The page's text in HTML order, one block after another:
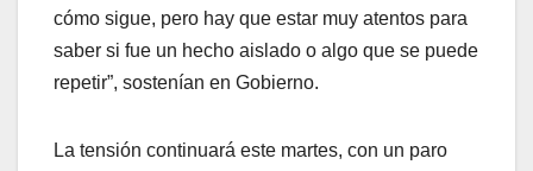
cómo sigue, pero hay que estar muy atentos para
saber si fue un hecho aislado o algo que se puede
repetir”, sostenían en Gobierno.
La tensión continuará este martes, con un paro